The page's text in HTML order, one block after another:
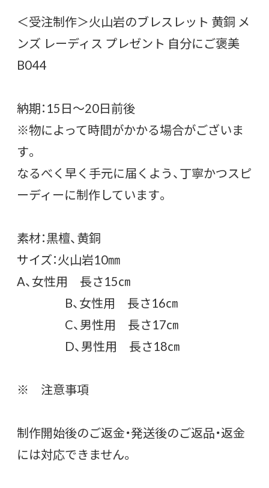
＜受注制作＞火山岩のブレスレット 黄銅 メ
ンズ レーディス プレゼント 自分にご褒美
B044
納期：15日～20日前後
※物によって時間がかかる場合がございま
す。
なるべく早く手元に届くよう、丁寧かつスピ
ーディーに制作しています。
素材：黒檀、黄銅
サイズ：火山岩10㎜
A、女性用 長さ15㎝
B、女性用 長さ16㎝
C、男性用 長さ17㎝
D、男性用 長さ18㎝
※ 注意事項
制作開始後のご返金・発送後のご返品・返金
には対応できません。